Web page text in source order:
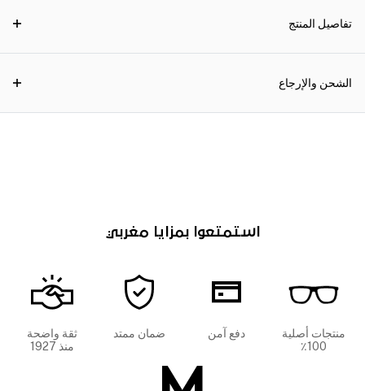
تفاصيل المنتج
الشحن والإرجاع
استمتعوا بمزايا مغربي
منتجات أصلية
100٪
دفع آمن ضمان ممتد
ثقة واضحة
منذ 1927